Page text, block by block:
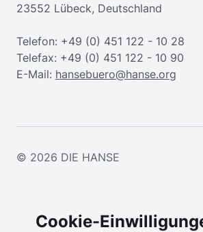
Cookie-
23552 Lübeck, Deutschland
Telefon: +49 (0) 451 122 - 10 28
Telefax: +49 (0) 451 122 - 10 90
E-Mail: hansebuero@hanse.org
© 2026 DIE HANSE